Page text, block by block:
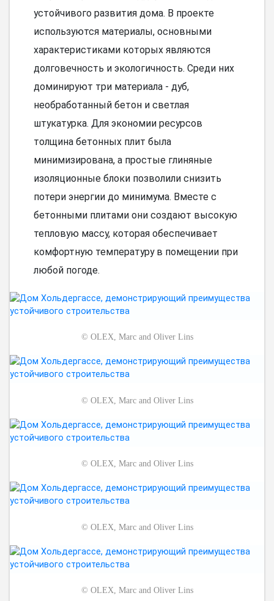
устойчивого развития дома. В проекте
используются материалы, основными
характеристиками которых являются
долговечность и экологичность. Среди них
доминируют три материала - дуб,
необработанный бетон и светлая
штукатурка. Для экономии ресурсов
толщина бетонных плит была
минимизирована, а простые глиняные
изоляционные блоки позволили снизить
потери энергии до минимума. Вместе с
бетонными плитами они создают высокую
тепловую массу, которая обеспечивает
комфортную температуру в помещении при
любой погоде.
© OLEX, Marc and Oliver Lins
© OLEX, Marc and Oliver Lins
© OLEX, Marc and Oliver Lins
© OLEX, Marc and Oliver Lins
© OLEX, Marc and Oliver Lins